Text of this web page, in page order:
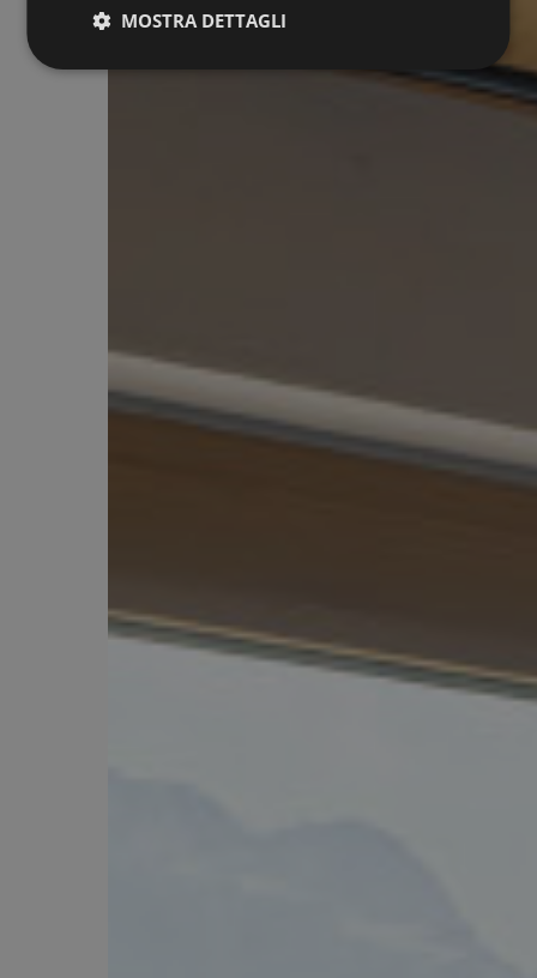
MOSTRA DETTAGLI